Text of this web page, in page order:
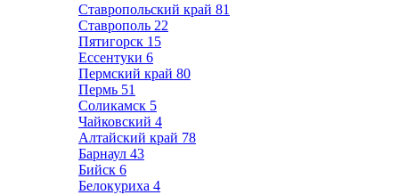
Ставропольский край 81
Ставрополь 22
Пятигорск 15
Ессентуки 6
Пермский край 80
Пермь 51
Соликамск 5
Чайковский 4
Алтайский край 78
Барнаул 43
Бийск 6
Белокуриха 4